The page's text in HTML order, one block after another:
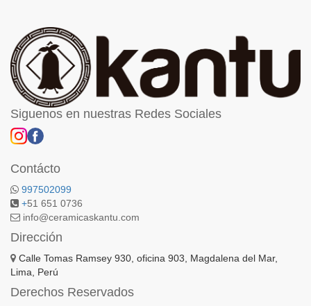
Siguenos en nuestras Redes Sociales
Contácto
997502099
+51 651 0736
info@ceramicaskantu.com
Dirección
Calle Tomas Ramsey 930, oficina 903, Magdalena del Mar,
Lima, Perú
Derechos Reservados